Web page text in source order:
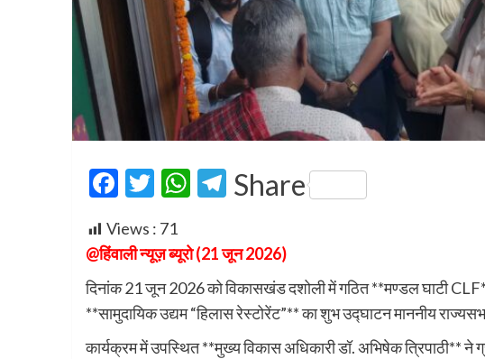
Facebook
Twitter
WhatsApp
Telegram
Share
Views : 71
@हिंवाली न्यूज़ ब्यूरो (21 जून 2026)
दिनांक 21 जून 2026 को विकासखंड दशोली में गठित **मण्डल घाटी
**सामुदायिक उद्यम “हिलास रेस्टोरेंट”** का शुभ उद्घाटन माननीय
कार्यक्रम में उपस्थित **मुख्य विकास अधिकारी डॉ. अभिषेक त्रिपाठी** ने